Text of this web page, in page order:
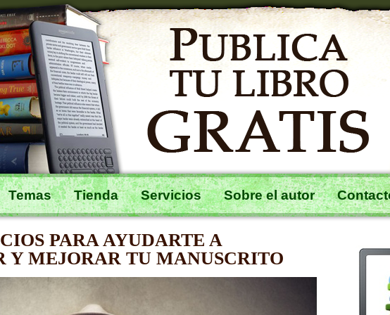
Temas Tienda Servicios Sobre el autor
PARA AYUDARTE A
Y MEJORAR TU MANUSCRITO